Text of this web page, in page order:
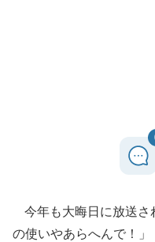
今年も大晦日に放送さ
の使いやあらへんで！